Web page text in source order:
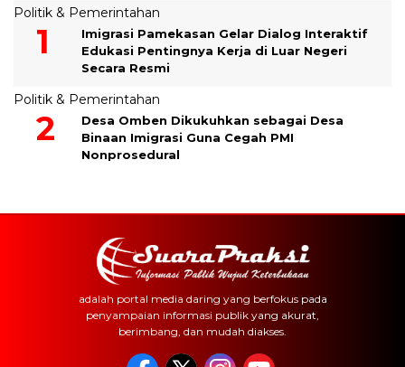
Politik & Pemerintahan
Imigrasi Pamekasan Gelar Dialog Interaktif
Edukasi Pentingnya Kerja di Luar Negeri
Secara Resmi
Politik & Pemerintahan
Desa Omben Dikukuhkan sebagai Desa
Binaan Imigrasi Guna Cegah PMI
Nonprosedural
adalah portal media daring yang berfokus pada
penyampaian informasi publik yang akurat,
berimbang, dan mudah diakses.